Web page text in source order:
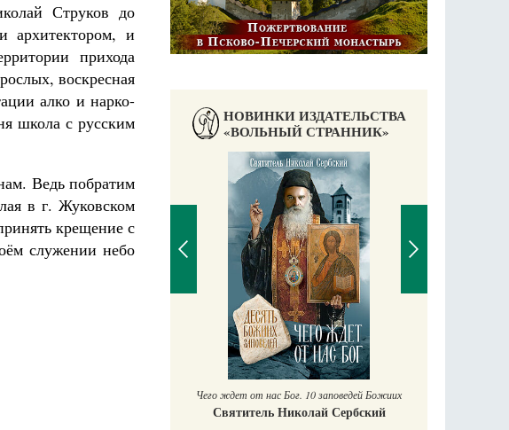
Струков до
архитектором, и
прихода
воскресная
алко и нарко-
школа с русским
Ведь побратим
в г. Жуковском
крещение с
служении небо
НОВИНКИ ИЗДАТЕЛЬСТВА
«ВОЛЬНЫЙ СТРАННИК»
Чего ждет от нас Бог. 10 заповедей Божиих
Святитель Николай Сербский